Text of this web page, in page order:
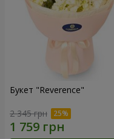
Букет "Reverence"
2 345 грн